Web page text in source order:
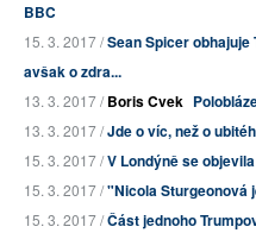
BBC
15. 3. 2017 /Sean Spicer
avšak o zdra...
13. 3. 2017 /Boris Cvek
13. 3. 2017 /Jde o víc, než o
15. 3. 2017 /V Londýně se
15. 3. 2017 /"Nicola Sturgeonová
15. 3. 2017 /Část jednoho